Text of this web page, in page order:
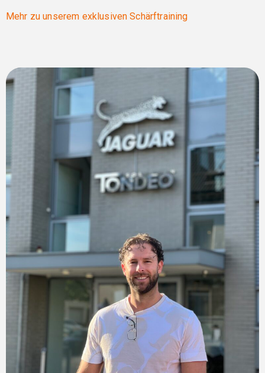
Mehr zu unserem exklusiven Schärftraining